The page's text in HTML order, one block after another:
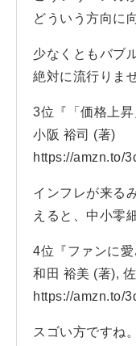
どういう方向に
少なくともバブ
絶対に流行りま
3位『「価格上昇
小阪 裕司 (著)
https://amzn.to/
インフレが来る
えると、中小零
4位『ファンに愛
和田 裕美 (著),
https://amzn.to/
スゴい方ですね。